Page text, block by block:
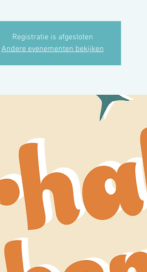
Registratie is afgesloten
Andere evenementen bekijken